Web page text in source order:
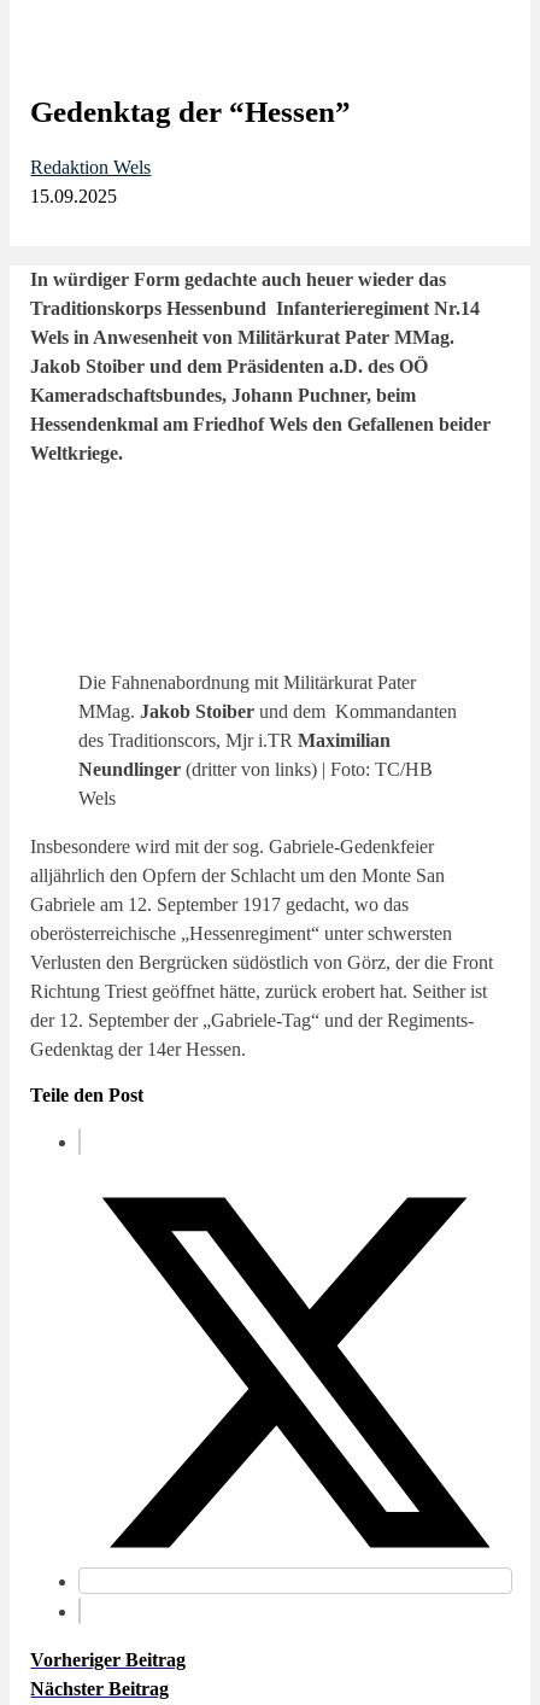
Gedenktag der “Hessen”
Redaktion Wels
15.09.2025
In würdiger Form gedachte auch heuer wieder das
Traditionskorps Hessenbund Infanterieregiment Nr.14
Wels in Anwesenheit von Militärkurat Pater MMag.
Jakob Stoiber und dem Präsidenten a.D. des OÖ
Kameradschaftsbundes, Johann Puchner, beim
Hessendenkmal am Friedhof Wels den Gefallenen beider
Weltkriege.
Die Fahnenabordnung mit Militärkurat Pater
MMag.Jakob Stoiber und dem Kommandanten
des Traditionscors, Mjr i.TRMaximilian
Neundlinger (dritter von links) | Foto: TC/HB
Wels
Insbesondere wird mit der sog. Gabriele-Gedenkfeier
alljährlich den Opfern der Schlacht um den Monte San
Gabriele am 12. September 1917 gedacht, wo das
oberösterreichische „Hessenregiment“ unter schwersten
Verlusten den Bergrücken südöstlich von Görz, der die Front
Richtung Triest geöffnet hätte, zurück erobert hat. Seither ist
der 12. September der „Gabriele-Tag“ und der Regiments-
Gedenktag der 14er Hessen.
Teile den Post
Vorheriger Beitrag
Nächster Beitrag